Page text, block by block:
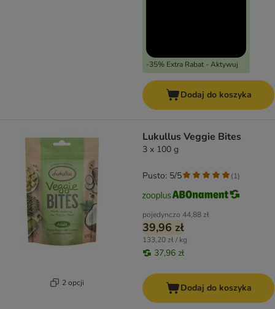
-35% Extra Rabat - Aktywuj
Dodaj do koszyka
2 opcji
Lukullus Veggie Bites
3 x 100 g
pojedynczo 44,88 zł
39,96 zł
133,20 zł / kg
37,96 zł
Pusto: 5/5 (1)
Dodaj do koszyka